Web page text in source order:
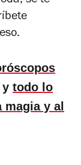
y todo lo
magia y al